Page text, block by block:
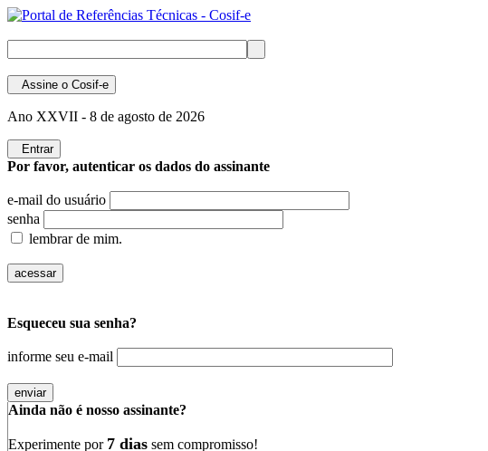
Assine o Cosif-e
Ano XXVII - 8 de agosto de 2026
Entrar
Por favor, autenticar os dados do assinante
e-mail do usuário
senha
lembrar de mim.
Esqueceu sua senha?
informe seu e-mail
Ainda não é nosso assinante?
Experimente por 7 dias sem compromisso!